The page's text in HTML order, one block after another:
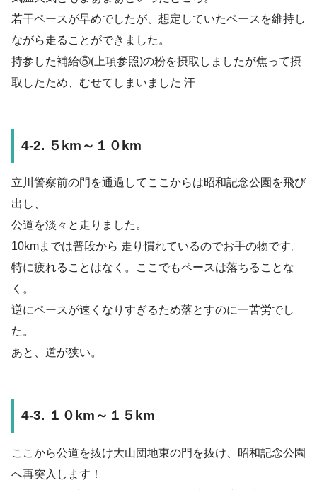
若干ペースが早めでしたが、想定していたペースを維持し
ながら走ることができました。
持参した補給⑤(上項参照)の粉を摂取しましたが焦って摂
取したため、むせてしまいました 汗
4-2. ５km～１０km
立川警察前の門を通過してここからは昭和記念公園を飛び
出し、
公道を淡々と走りました。
10kmまでは普段から 走り慣れているのでお手の物です。
特に疲れることはなく。ここでもペースは落ちることな
く。
逆にペースが速くなりすぎるため落とすのに一苦労でし
た。
あと、道が狭い。
4-3. １０km～１５km
ここから公道を抜け大山団地東の門を抜け、昭和記念公園
へ再突入します！